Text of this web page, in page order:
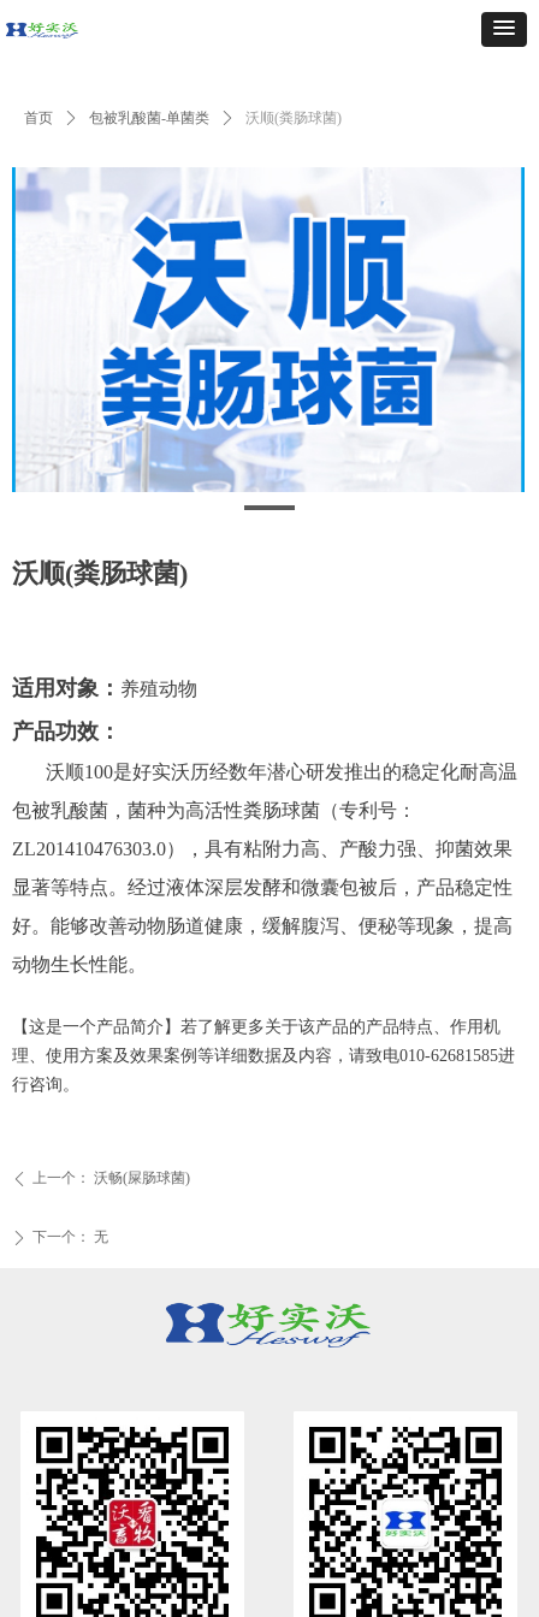
首页 ꄲ 包被乳酸菌-单菌类 ꄲ 沃顺(粪肠球菌)
ꄴ 上一个： 沃畅(屎肠球菌)
ꄲ 下一个： 无
沃顺(粪肠球菌)
适用对象： 养殖动物
产品功效：
沃顺100是好实沃历经数年潜心研发推出的稳定化耐高温
包被乳酸菌，菌种为高活性粪肠球菌（专利号：
ZL201410476303.0），具有粘附力高、产酸力强、抑菌效果
显著等特点。经过液体深层发酵和微囊包被后，产品稳定性
好。能够改善动物肠道健康，缓解腹泻、便秘等现象，提高
动物生长性能。
【这是一个产品简介】若了解更多关于该产品的产品特点、作用机
理、使用方案及效果案例等详细数据及内容，请致电010-62681585进
行咨询。